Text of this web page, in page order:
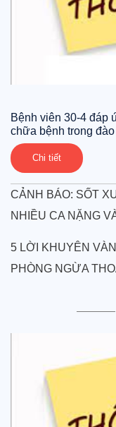
Bệnh viên 30-4 đáp
chữa bệnh trong đào
CẢNH BÁO: SỐT
5 LỜI KHUYÊN